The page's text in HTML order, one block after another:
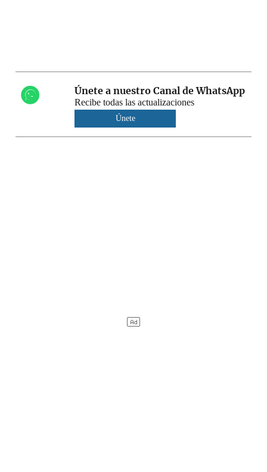
Únete a nuestro Canal de WhatsApp
Recibe todas las actualizaciones
Únete